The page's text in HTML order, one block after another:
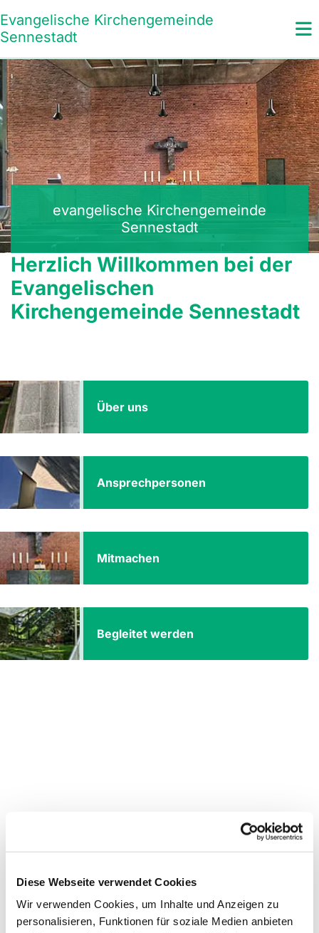
Diese Webseite verwendet Cookies
Wir verwenden Cookies, um Inhalte und Anzeigen zu
personalisieren, Funktionen für soziale Medien anbieten
Evangelische Kirchengemeinde
Sennestadt
evangelische Kirchengemeinde
Sennestadt
Herzlich Willkommen bei der
Evangelischen
Kirchengemeinde Sennestadt
Über uns
Ansprechpersonen
Mitmachen
Begleitet werden